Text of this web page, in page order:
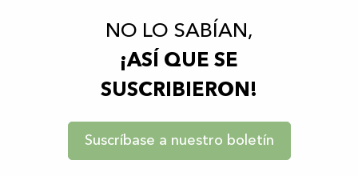
NO LO SABÍAN,
¡ASÍ QUE SE
SUSCRIBIERON!
Suscríbase a nuestro boletín